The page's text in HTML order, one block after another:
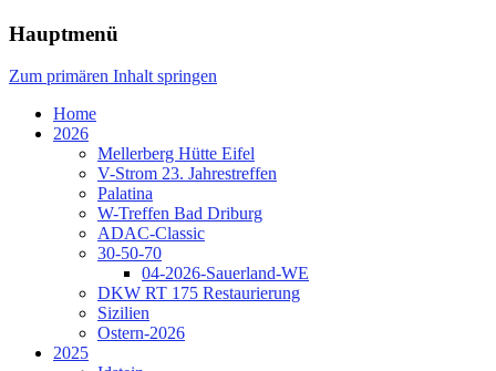
Hauptmenü
Zum primären Inhalt springen
Home
2026
Mellerberg Hütte Eifel
V-Strom 23. Jahrestreffen
Palatina
W-Treffen Bad Driburg
ADAC-Classic
30-50-70
04-2026-Sauerland-WE
DKW RT 175 Restaurierung
Sizilien
Ostern-2026
2025